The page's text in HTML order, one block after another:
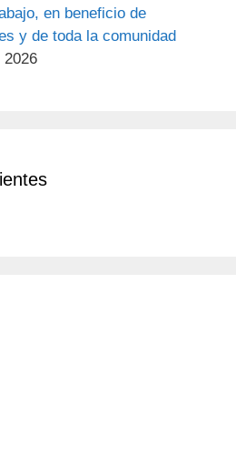
en beneficio de
y de toda la comunidad
2026